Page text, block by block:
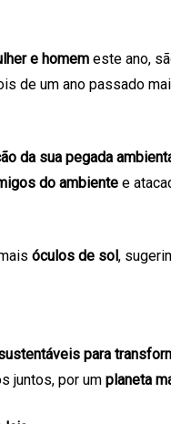
e homemeste ano,
de um ano passado
da sua pegada
do ambientee
óculos de sol,
para
juntos, por um planeta